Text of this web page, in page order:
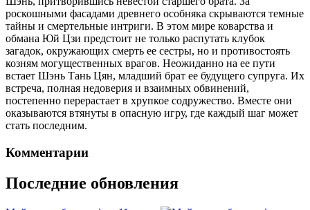
роскошными фасадами древнего особняка скрываются темные
тайны и смертельные интриги. В этом мире коварства и
обмана Юй Цзи предстоит не только распутать клубок
загадок, окружающих смерть ее сестры, но и противостоять
козням могущественных врагов. Неожиданно на ее пути
встает Шэнь Тань Цян, младший брат ее будущего супруга. Их
встреча, полная недоверия и взаимных обвинений,
постепенно перерастает в хрупкое содружество. Вместе они
оказываются втянуты в опасную игру, где каждый шаг может
стать последним.
Комментарии
Последние обновления